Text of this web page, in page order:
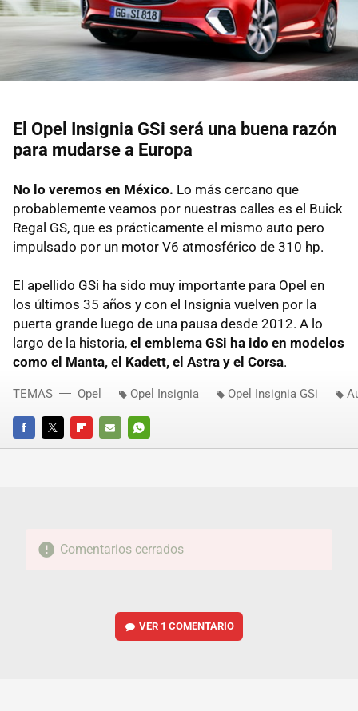
El Opel Insignia GSi será una buena razón
para mudarse a Europa
No lo veremos en México. Lo más cercano que
probablemente veamos por nuestras calles es el Buick
Regal GS, que es prácticamente el mismo auto pero
impulsado por un motor V6 atmosférico de 310 hp.
El apellido GSi ha sido muy importante para Opel en
los últimos 35 años y con el Insignia vuelven por la
puerta grande luego de una pausa desde 2012. A lo
largo de la historia, el emblema GSi ha ido en modelos
como el Manta, el Kadett, el Astra y el Corsa.
FACEBOOKTWITTERFLIPBOARD
E-
WHATSAPP
TEMAS Opel Opel Insignia Opel Insignia GSi
Comentarios cerrados
VER 1 COMENTARIO